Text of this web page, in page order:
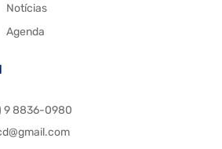
Notícias
Agenda
9 8836-0980